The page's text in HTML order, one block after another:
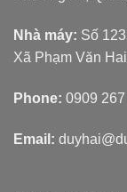
Nhà máy: Số
Xã Phạm Văn
Phone: 0909
Email: